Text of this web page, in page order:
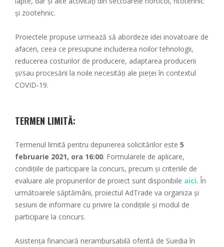
și zootehnic.
Proiectele propuse urmează să abordeze idei inovatoare de
afaceri, ceea ce presupune includerea noilor tehnologii,
reducerea costurilor de producere, adaptarea producerii
și/sau procesării la noile necesități ale pieței în contextul
COVID-19.
TERMEN LIMITĂ:
Termenul limită pentru depunerea solicitărilor este 5
februarie 2021, ora 16:00. Formularele de aplicare,
condițiile de participare la concurs, precum și criteriile de
evaluare ale propunerilor de proiect sunt disponibile aici. În
următoarele săptămâni, proiectul AdTrade va organiza și
sesiuni de informare cu privire la condițiile și modul de
participare la concurs.
Asistența financiară nerambursabilă oferită de Suedia în